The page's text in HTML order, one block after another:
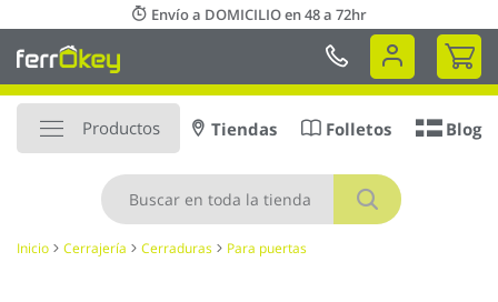
al
contenido
Envío a DOMICILIO en 48 a 72hr
Mi
Productos
Buscar
Tiendas Folletos Blog
Inicio Cerrajería Cerraduras Para puertas